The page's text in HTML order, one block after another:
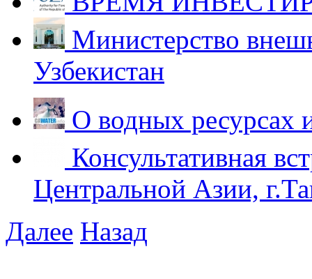
Министерство
Узбекистан
О водных ресурсах
Консультативная
Центральной Азии,
Далее Назад